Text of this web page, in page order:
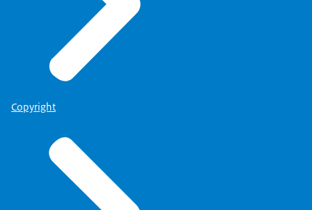
Copyright